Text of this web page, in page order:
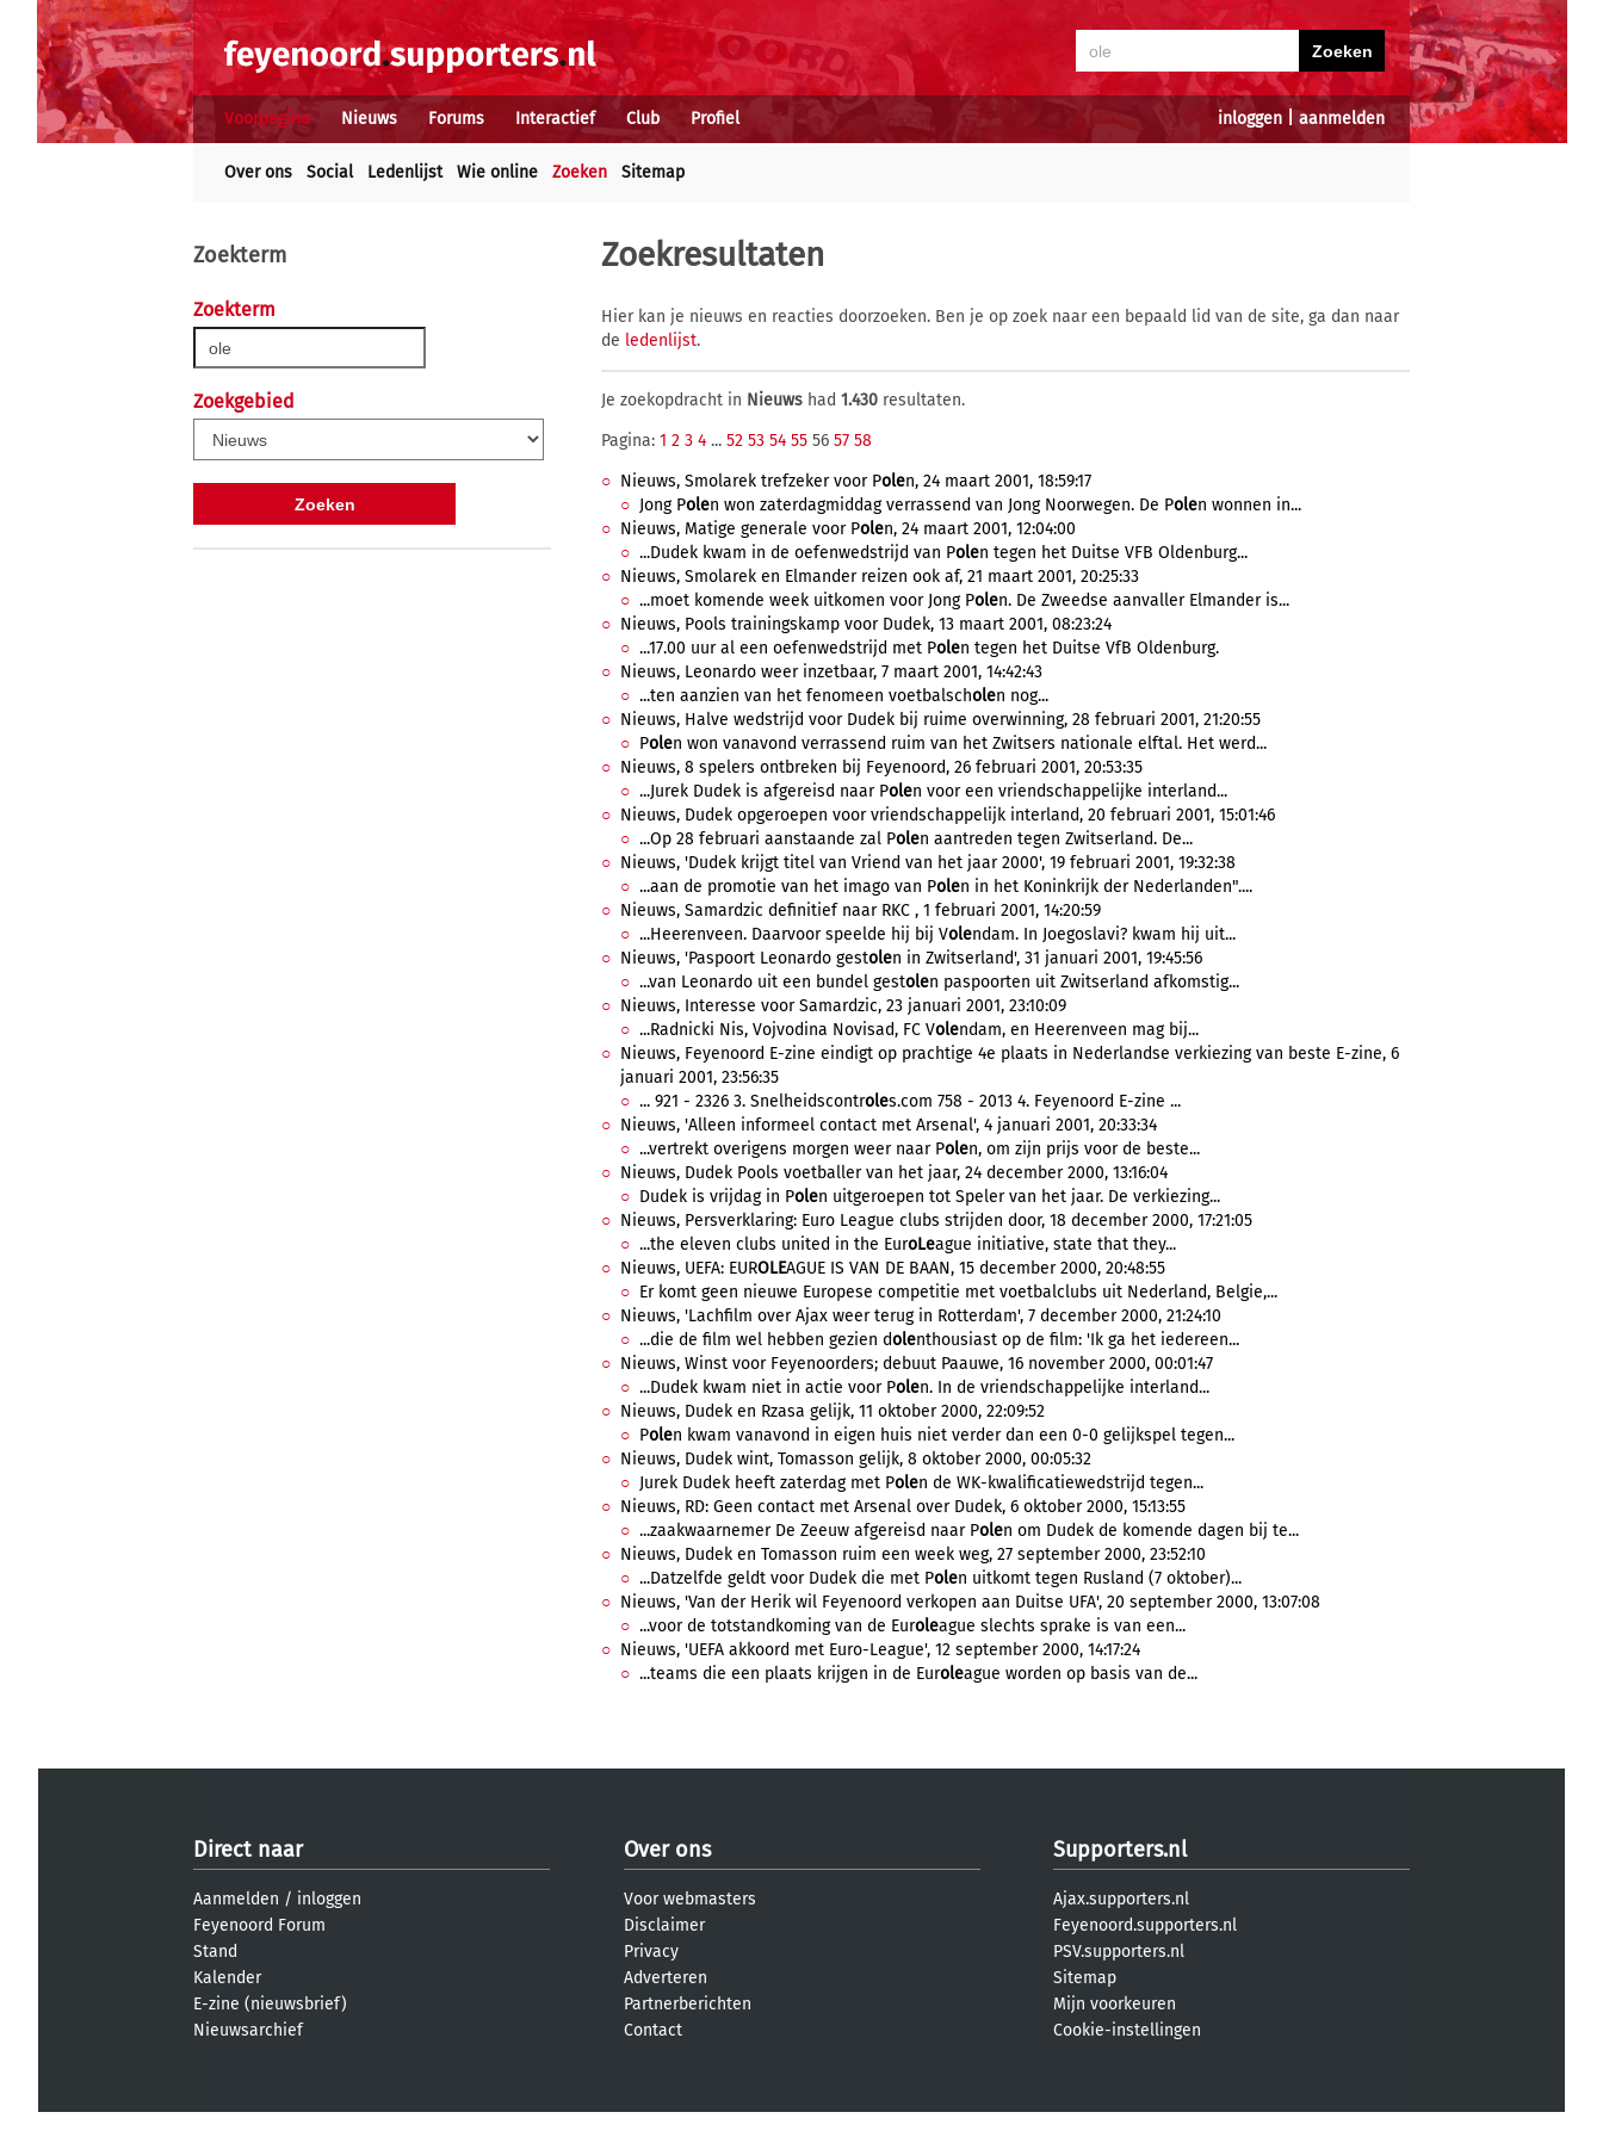
inloggen aanmelden
Voorpagina Nieuws Forums Interactief Club Profiel
Over ons Social Ledenlijst Wie online Zoeken Sitemap
Zoekterm
Zoekterm
Zoekgebied
Zoekresultaten
Hier kan je nieuws en reacties doorzoeken. Ben je op zoek naar een bepaald lid van de site, ga dan naar
de ledenlijst.
Je zoekopdracht in Nieuws had 1.430 resultaten.
Pagina: 1 2 3 4 ... 52 53 54 55 56 57 58
Nieuws, Smolarek trefzeker voor Polen, 24 maart 2001, 18:59:17
Jong Polen won zaterdagmiddag verrassend van Jong Noorwegen. De Polen wonnen in...
Nieuws, Matige generale voor Polen, 24 maart 2001, 12:04:00
...Dudek kwam in de oefenwedstrijd van Polen tegen het Duitse VFB Oldenburg...
Nieuws, Smolarek en Elmander reizen ook af, 21 maart 2001, 20:25:33
...moet komende week uitkomen voor Jong Polen. De Zweedse aanvaller Elmander is...
Nieuws, Pools trainingskamp voor Dudek, 13 maart 2001, 08:23:24
...17.00 uur al een oefenwedstrijd met Polen tegen het Duitse VfB Oldenburg.
Nieuws, Leonardo weer inzetbaar, 7 maart 2001, 14:42:43
...ten aanzien van het fenomeen voetbalscholen nog...
Nieuws, Halve wedstrijd voor Dudek bij ruime overwinning, 28 februari 2001, 21:20:55
Polen won vanavond verrassend ruim van het Zwitsers nationale elftal. Het werd...
Nieuws, 8 spelers ontbreken bij Feyenoord, 26 februari 2001, 20:53:35
...Jurek Dudek is afgereisd naar Polen voor een vriendschappelijke interland...
Nieuws, Dudek opgeroepen voor vriendschappelijk interland, 20 februari 2001, 15:01:46
...Op 28 februari aanstaande zal Polen aantreden tegen Zwitserland. De...
Nieuws, 'Dudek krijgt titel van Vriend van het jaar 2000', 19 februari 2001, 19:32:38
...aan de promotie van het imago van Polen in het Koninkrijk der Nederlanden"....
Nieuws, Samardzic definitief naar RKC , 1 februari 2001, 14:20:59
...Heerenveen. Daarvoor speelde hij bij Volendam. In Joegoslavi? kwam hij uit...
Nieuws, 'Paspoort Leonardo gestolen in Zwitserland', 31 januari 2001, 19:45:56
...van Leonardo uit een bundel gestolen paspoorten uit Zwitserland afkomstig...
Nieuws, Interesse voor Samardzic, 23 januari 2001, 23:10:09
...Radnicki Nis, Vojvodina Novisad, FC Volendam, en Heerenveen mag bij...
Nieuws, Feyenoord E-zine eindigt op prachtige 4e plaats in Nederlandse verkiezing van beste E-zine, 6
januari 2001, 23:56:35
... 921 - 2326 3. Snelheidscontroles.com 758 - 2013 4. Feyenoord E-zine ...
Nieuws, 'Alleen informeel contact met Arsenal', 4 januari 2001, 20:33:34
...vertrekt overigens morgen weer naar Polen, om zijn prijs voor de beste...
Nieuws, Dudek Pools voetballer van het jaar, 24 december 2000, 13:16:04
Dudek is vrijdag in Polen uitgeroepen tot Speler van het jaar. De verkiezing...
Nieuws, Persverklaring: Euro League clubs strijden door, 18 december 2000, 17:21:05
...the eleven clubs united in the EuroLeague initiative, state that they...
Nieuws, UEFA: EUROLEAGUE IS VAN DE BAAN, 15 december 2000, 20:48:55
Er komt geen nieuwe Europese competitie met voetbalclubs uit Nederland, Belgie,...
Nieuws, 'Lachfilm over Ajax weer terug in Rotterdam', 7 december 2000, 21:24:10
...die de film wel hebben gezien dolenthousiast op de film: 'Ik ga het iedereen...
Nieuws, Winst voor Feyenoorders; debuut Paauwe, 16 november 2000, 00:01:47
...Dudek kwam niet in actie voor Polen. In de vriendschappelijke interland...
Nieuws, Dudek en Rzasa gelijk, 11 oktober 2000, 22:09:52
Polen kwam vanavond in eigen huis niet verder dan een 0-0 gelijkspel tegen...
Nieuws, Dudek wint, Tomasson gelijk, 8 oktober 2000, 00:05:32
Jurek Dudek heeft zaterdag met Polen de WK-kwalificatiewedstrijd tegen...
Nieuws, RD: Geen contact met Arsenal over Dudek, 6 oktober 2000, 15:13:55
...zaakwaarnemer De Zeeuw afgereisd naar Polen om Dudek de komende dagen bij te...
Nieuws, Dudek en Tomasson ruim een week weg, 27 september 2000, 23:52:10
...Datzelfde geldt voor Dudek die met Polen uitkomt tegen Rusland (7 oktober)...
Nieuws, 'Van der Herik wil Feyenoord verkopen aan Duitse UFA', 20 september 2000, 13:07:08
...voor de totstandkoming van de Euroleague slechts sprake is van een...
Nieuws, 'UEFA akkoord met Euro-League', 12 september 2000, 14:17:24
...teams die een plaats krijgen in de Euroleague worden op basis van de...
Direct naar
Aanmelden / inloggen
Feyenoord Forum
Stand
Kalender
E-zine (nieuwsbrief)
Nieuwsarchief
Over ons
Voor webmasters
Disclaimer
Privacy
Adverteren
Partnerberichten
Contact
Supporters.nl
Ajax.supporters.nl
Feyenoord.supporters.nl
PSV.supporters.nl
Sitemap
Mijn voorkeuren
Cookie-instellingen